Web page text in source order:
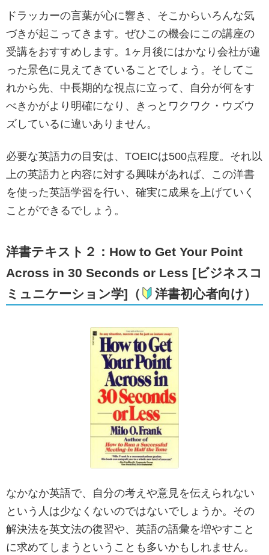
ドラッカーの言葉が心に響き、そこからいろんな気
づきが起こってきます。ぜひこの機会にこの講座の
受講をおすすめします。1ヶ月後にはかなり会社が違
った景色に見えてきていることでしょう。そしてこ
れから先、中長期的な視点に立って、自分が何をす
べきかがより明確になり、きっとワクワク・ウズウ
ズしているに違いありません。
必要な英語力の目安は、TOEICは500点程度。それ以
上の英語力と内容に対する興味があれば、この洋書
を使った英語学習を行い、確実に成果を上げていく
ことができるでしょう。
洋書テキスト２：How to Get Your Point
Across in 30 Seconds or Less [ビジネスコ
ミュニケーション学]（ 洋書初心者向け）
なかなか英語で、自分の考えや意見を伝えられない
という人は少なくないのではないでしょうか。その
解決法を英文法の復習や、英語の語彙を増やすこと
に求めてしまうということも多いかもしれません。